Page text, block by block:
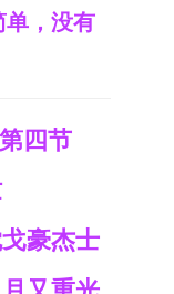
单，没有
四节
豪杰士